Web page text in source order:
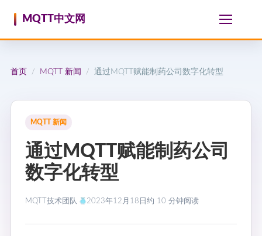
MQTT中文网
首页 / MQTT 新闻 / 通过MQTT赋能制药公司数字化转型
MQTT 新闻
通过MQTT赋能制药公司
数字化转型
MQTT技术团队 2023年12月18日 约 10 分钟阅读